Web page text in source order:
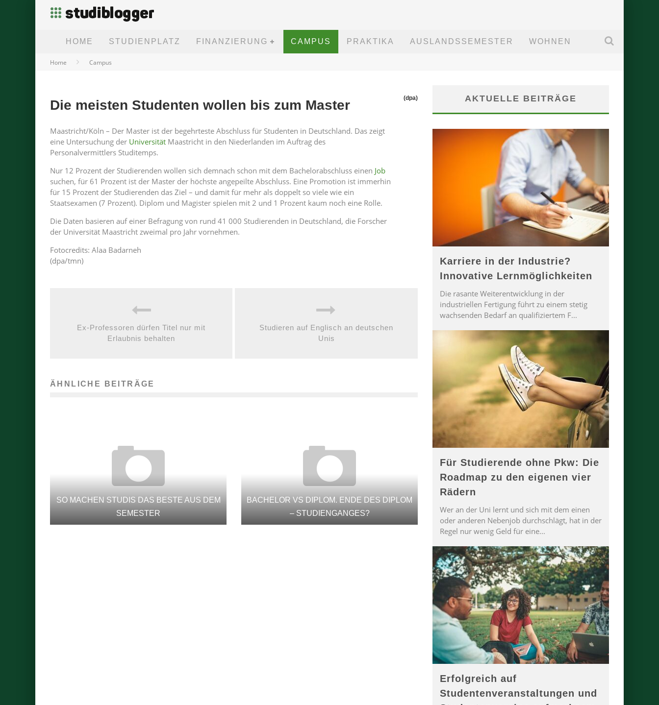
HOME STUDIENPLATZ FINANZIERUNG CAMPUS PRAKTIKA AUSLANDSSEMESTER WOHNEN
Home Campus
Die meisten Studenten wollen bis zum Master (dpa)
Maastricht/Köln – Der Master ist der begehrteste Abschluss für Studenten in Deutschland. Das zeigt
eine Untersuchung der Universität Maastricht in den Niederlanden im Auftrag des
Personalvermittlers Studitemps.
Nur 12 Prozent der Studierenden wollen sich demnach schon mit dem Bachelorabschluss einen Job
suchen, für 61 Prozent ist der Master der höchste angepeilte Abschluss. Eine Promotion ist immerhin
für 15 Prozent der Studierenden das Ziel – und damit für mehr als doppelt so viele wie ein
Staatsexamen (7 Prozent). Diplom und Magister spielen mit 2 und 1 Prozent kaum noch eine Rolle.
Die Daten basieren auf einer Befragung von rund 41 000 Studierenden in Deutschland, die Forscher
der Universität Maastricht zweimal pro Jahr vornehmen.
Fotocredits: Alaa Badarneh
(dpa/tmn)
Ex-Professoren dürfen Titel nur mit
Erlaubnis behalten
Studieren auf Englisch an deutschen
Unis
ÄHNLICHE BEITRÄGE
SO MACHEN STUDIS DAS BESTE AUS DEM
SEMESTER
BACHELOR VS DIPLOM. ENDE DES DIPLOM
– STUDIENGANGES?
AKTUELLE BEITRÄGE
Karriere in der Industrie?
Innovative Lernmöglichkeiten
Die rasante Weiterentwicklung in der
industriellen Fertigung führt zu einem stetig
wachsenden Bedarf an qualifiziertem F...
Für Studierende ohne Pkw: Die
Roadmap zu den eigenen vier
Rädern
Wer an der Uni lernt und sich mit dem einen
oder anderen Nebenjob durchschlägt, hat in der
Regel nur wenig Geld für eine...
Erfolgreich auf
Studentenveranstaltungen und